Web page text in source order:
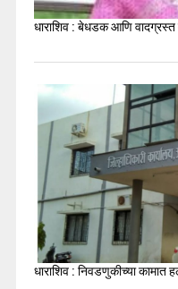
धाराशिव : बेधडक आणि
धाराशिव : निवडणुकीच्या कामात